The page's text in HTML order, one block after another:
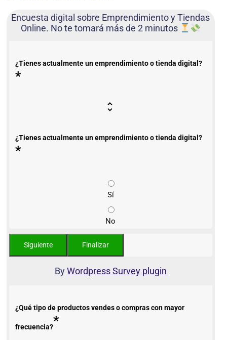
Encuesta digital sobre Emprendimiento y Tiendas
Online. No te tomará más de 2 minutos
¿Tienes actualmente un emprendimiento o tienda digital?
*
¿Tienes actualmente un emprendimiento o tienda digital?
*
Sí
No
ByWordpress Survey plugin
¿Qué tipo de productos vendes o compras con mayor
frecuencia?*